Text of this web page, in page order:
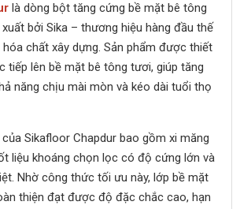
là dòng bột tăng cứng bề mặt bê tông
bởi Sika – thương hiệu hàng đầu thế
chất xây dựng. Sản phẩm được thiết
tiếp lên bề mặt bê tông tươi, giúp tăng
năng chịu mài mòn và kéo dài tuổi thọ
Sikafloor Chapdur bao gồm xi măng
liệu khoáng chọn lọc có độ cứng lớn và
Nhờ công thức tối ưu này, lớp bề mặt
thiện đạt được độ đặc chắc cao, hạn